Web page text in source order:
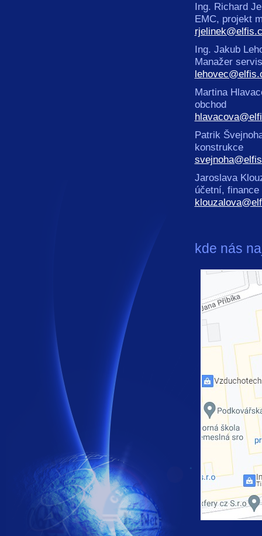
Ing.
EMC,
Ing. Jakub
Manažer
Martina
obchod
Patrik
konstrukce
Jaroslava
účetní, finance
kde nás